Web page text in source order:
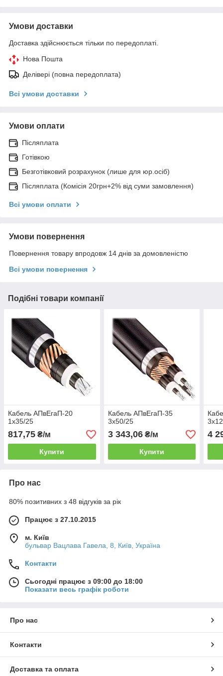
Умови доставки
Доставка здійснюється тільки по передоплаті.
Нова Пошта
Делівері (повна передоплата)
Всі умови доставки
Умови оплати
Післяплата
Готівкою
Безготівковий розрахунок (лише для юр.осіб)
Післяплата (Комісія 20грн+2% від суми замовлення)
Всі умови оплати
Умови повернення
Повернення товару впродовж 14 днів за домовленістю
Всі умови повернення
Подібні товари компанії
Кабель АПвЕгаП-20
1х35/25
817,75 ₴/м
Купити
Кабель АПвЕгаП‑35
3х50/25
3 343,06₴/м
Купити
4
Про нас
80% позитивних з 48 відгуків за рік
Працює з 27.10.2015
м. Київ
бульвар Вацлава Гавела, 8, Київ, Україна
Контакти
Сьогодні працює з 09:00 до 18:00
Показати весь графік роботи
Про нас
Контакти
Доставка та оплата